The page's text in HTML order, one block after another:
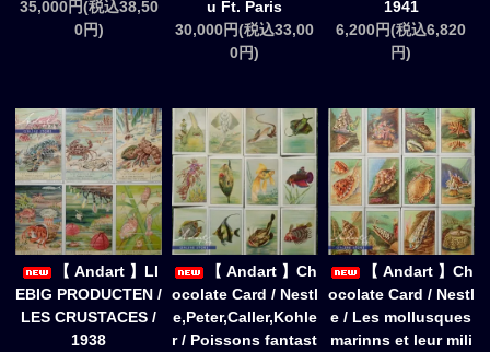
35,000円(税込38,50
0円)
u Ft. Paris
30,000円(税込33,00
0円)
1941
6,200円(税込6,820
円)
【 Andart 】LI
EBIG PRODUCTEN /
LES CRUSTACES /
1938
【 Andart 】Ch
ocolate Card / Nestl
e,Peter,Caller,Kohle
r / Poissons fantast
【 Andart 】Ch
ocolate Card / Nestl
e / Les mollusques
marinns et leur mili